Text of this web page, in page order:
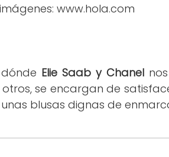
www.hola.com
Elie Saab y Chanel
otros, se encargan de
blusas dignas de